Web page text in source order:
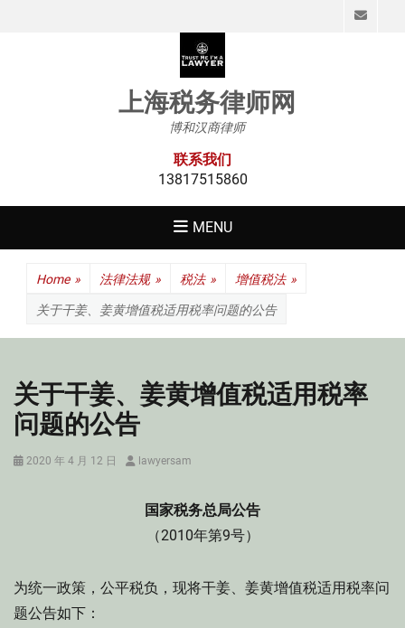
上海税务律师网
博和汉商律师
联系我们
13817515860
MENU
Home » 法律法规 » 税法 » 增值税法 »
关于干姜、姜黄增值税适用税率问题的公告
关于干姜、姜黄增值税适用税率
问题的公告
Posted
2020 年 4 月 12 日 Authorlawyersam
国家税务总局公告
（2010年第9号）
为统一政策，公平税负，现将干姜、姜黄增值税适用税率问
题公告如下：